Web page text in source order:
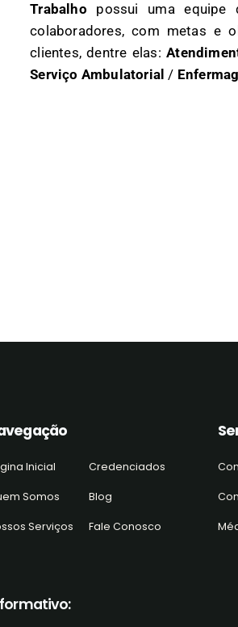
Trabalho possui uma equipe
colaboradores, com metas e
clientes, dentre elas:
Serviço Ambulatorial /
Inicial
Somos
Serviços
Credenciados
Blog
Fale Conosco